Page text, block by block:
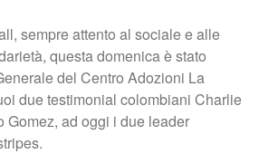
Shop
sempre attento al sociale e alle
questa domenica è stato
del Centro Adozioni La
due testimonial colombiani Charlie
Gomez, ad oggi i due leader